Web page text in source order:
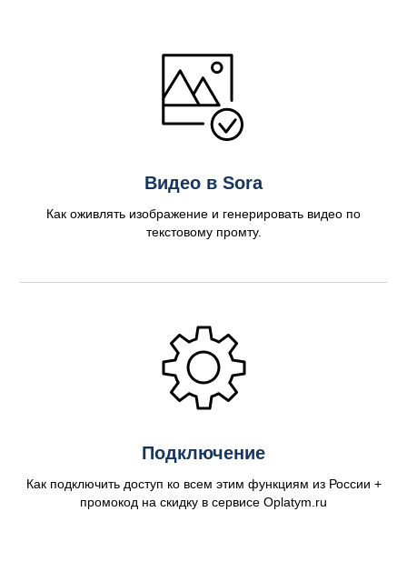
Видео в Sora
Как оживлять изображение и генерировать видео по
текстовому промту.
Подключение
Как подключить доступ ко всем этим функциям из России +
промокод на скидку в сервисе Oplatym.ru